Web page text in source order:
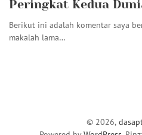
Peringkat Kedua
Berikut ini adalah komentar saya
makalah lama…
© 2026,